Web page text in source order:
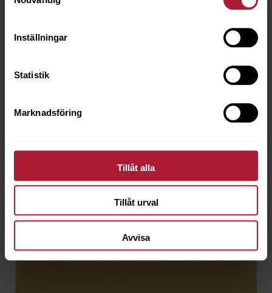
Inställningar
Statistik
Marknadsföring
Tillåt alla
Tillåt urval
Avvisa